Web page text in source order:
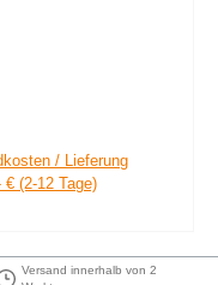
/ Lieferung
(2-12 Tage)
Versand innerhalb von 2